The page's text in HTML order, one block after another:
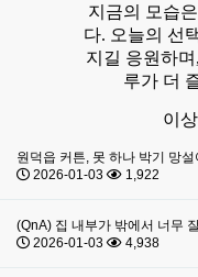
지금의 모습
다. 오늘의 선
지길 응원하
루가 더
이
원덕읍 커튼, 못 하나 박기 망
2026-01-03
1,922
(QnA) 집 내부가 밖에서 너무
2026-01-03
4,938